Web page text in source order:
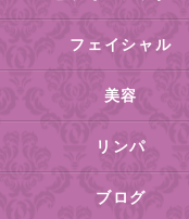
フェイシャル
美容
リンパ
ブログ